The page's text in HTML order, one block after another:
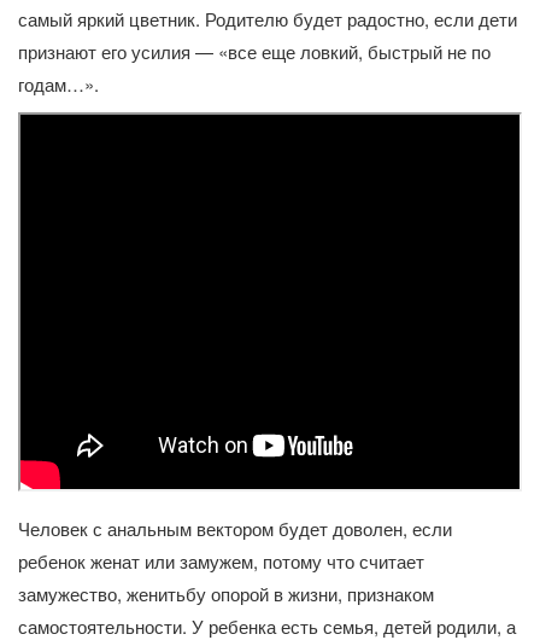
самый яркий цветник. Родителю будет радостно, если дети
признают его усилия — «все еще ловкий, быстрый не по
годам…».
Человек с анальным вектором будет доволен, если
ребенок женат или замужем, потому что считает
замужество, женитьбу опорой в жизни, признаком
самостоятельности. У ребенка есть семья, детей родили, а